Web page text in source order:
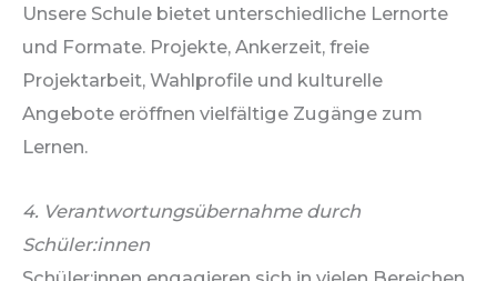
Unsere Schule bietet unterschiedliche Lernorte
und Formate. Projekte, Ankerzeit, freie
Projektarbeit, Wahlprofile und kulturelle
Angebote eröffnen vielfältige Zugänge zum
Lernen.
4. Verantwortungsübernahme durch
Schüler:innen